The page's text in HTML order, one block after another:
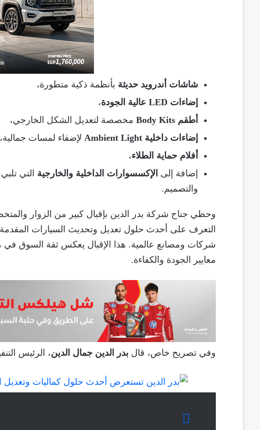
شاشات أندرويد حديثة بأنظمة ذكية متطورة،
إضاءات LED عالية الجودة
،
أطقم Body Kits
مخصصة لتعديل الشكل الخارجي،
إضاءات داخلية Ambient Light
لإضفاء لمسات جمالية،
أفلام حماية الطلاء،
إضافة إلى الإكسسوارات الداخلية والخارجية التي
والتصميم.
وحظي جناح شركة بدر الدين بإقبال كبير من الزوار
التعرف على أحدث حلول تعديل وتحديث السيارات
شركات ومصانع عالمية. هذا الإقبال يعكس ثقة السوق في
معايير الجودة والكفاءة.
وفي تصريح خاص، قال بدر الدين جمال الدين، الرئيس